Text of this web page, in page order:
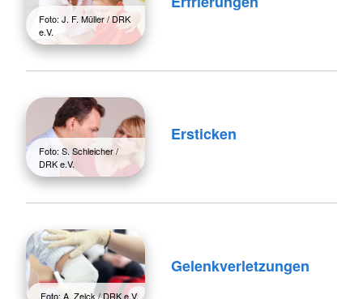
Foto: J. F. Müller / DRK
e.V.
Foto: S. Schleicher /
DRK e.V.
Ersticken
Foto: A. Zelck / DRK e.V.
Gelenkverletzungen